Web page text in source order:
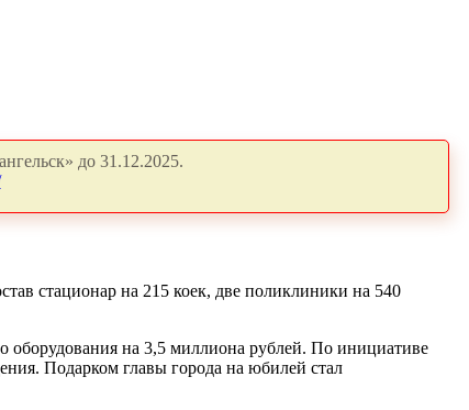
до 31.12.2025.
стационар на 215 коек, две поликлиники на 540
оборудования на 3,5 миллиона рублей. По инициативе
Подарком главы города на юбилей стал